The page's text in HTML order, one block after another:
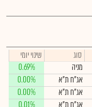
סוג
שינוי יומי
מניה
0.69%
אג"ח ת"א
0.00%
אג"ח ת"א
0.00%